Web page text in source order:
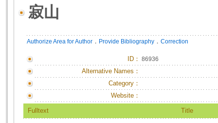
寂山
Authorize Area for Author ． Provide Bibliography ． Correction
ID ： 86936
Alternative Names：
Category：
Website：
Fulltext Title